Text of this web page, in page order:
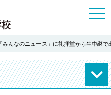
みんなのニュース」に礼拝堂から生中継で